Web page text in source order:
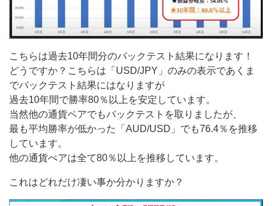
こちらは過去10年間分のバックテスト結果になります！
どうですか？こちらは「USD/JPY」のみの表示であくま
でバックテスト結果にはなりますが
過去10年間で勝率80％以上を安定しています。
当然他の通貨ペアでもバックテストを取りましたが、
最も平均勝率が低かった「AUD/USD」でも76.4％を推移
しています。
他の通貨ぺアは全て80％以上を推移しています。
これはどれだけ凄い事か分かりますか？